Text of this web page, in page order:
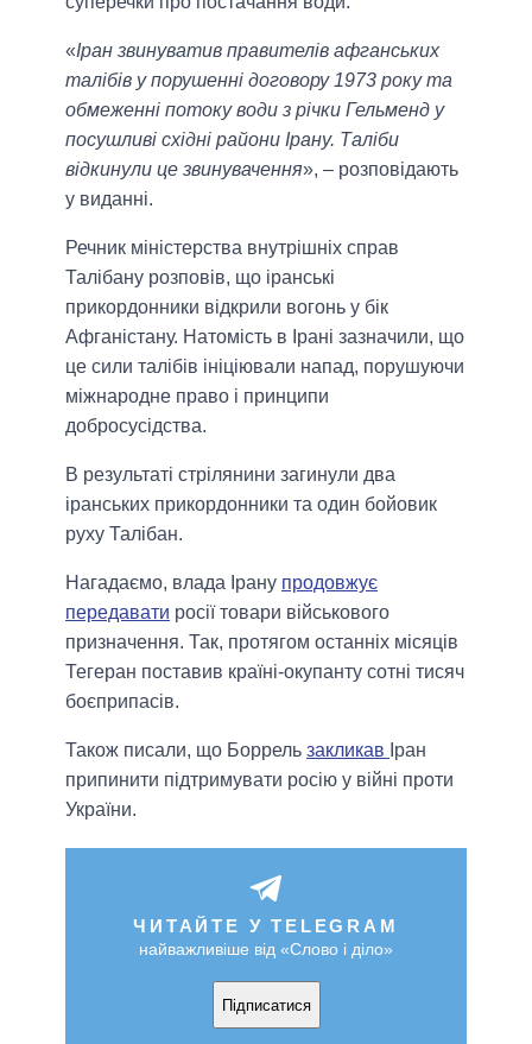
«Іран звинуватив правителів афганських
талібів у порушенні договору 1973 року та
обмеженні потоку води з річки Гельменд у
посушливі східні райони Ірану. Таліби
відкинули це звинувачення», – розповідають
у виданні.
Речник міністерства внутрішніх справ
Талібану розповів, що іранські
прикордонники відкрили вогонь у бік
Афганістану. Натомість в Ірані зазначили, що
це сили талібів ініціювали напад, порушуючи
міжнародне право і принципи
добросусідства.
В результаті стрілянини загинули два
іранських прикордонники та один бойовик
руху Талібан.
Нагадаємо, влада Ірану продовжує
передавати росії товари військового
призначення. Так, протягом останніх місяців
Тегеран поставив країні-окупанту сотні тисяч
боєприпасів.
Також писали, що Боррель закликав Іран
припинити підтримувати росію у війні проти
України.
ЧИТАЙТЕ У TELEGRAM
найважливіше від «Слово і діло»
Підписатися